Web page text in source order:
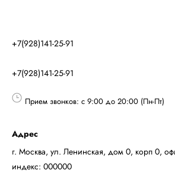
+7(928)141-25-91
+7(928)141-25-91
Прием звонков: с 9:00 до 20:00 (Пн-Пт)
Адрес
г. Москва, ул. Ленинская, дом 0, корп 0,
индекс: 000000